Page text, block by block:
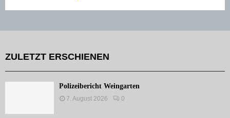
ZULETZT ERSCHIENEN
Polizeibericht Weingarten
7. August 2026 0